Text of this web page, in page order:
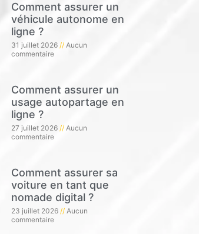
Comment assurer un
véhicule autonome en
ligne ?
31 juillet 2026
Aucun
commentaire
Comment assurer un
usage autopartage en
ligne ?
27 juillet 2026
Aucun
commentaire
Comment assurer sa
voiture en tant que
nomade digital ?
23 juillet 2026
Aucun
commentaire